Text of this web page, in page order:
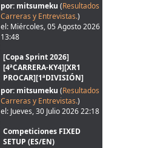
por: mitsumeku (Resultados
Carreras y Entrevistas.)
el: Miércoles, 05 Agosto 2026
13:48
[Copa Sprint 2026]
[4ªCARRERA-KY4][XR1
PROCAR][1ªDIVISIÓN]
por: mitsumeku (Resultados
Carreras y Entrevistas.)
el: Jueves, 30 Julio 2026 22:18
Competiciones FIXED
SETUP (ES/EN)